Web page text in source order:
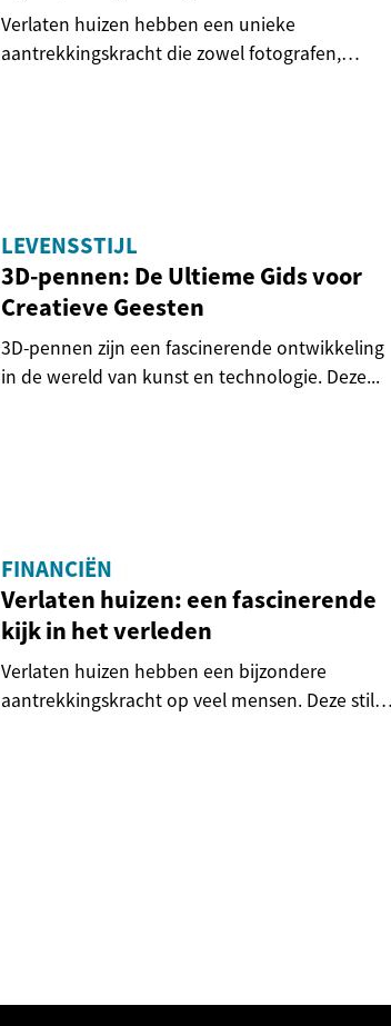
Verlaten huizen hebben een unieke
aantrekkingskracht die zowel fotografen,
LEVENSSTIJL
3D-pennen: De Ultieme Gids voor
Creatieve Geesten
3D-pennen zijn een fascinerende ontwikkeling
in de wereld van kunst en technologie. Deze...
FINANCIËN
Verlaten huizen: een fascinerende
kijk in het verleden
Verlaten huizen hebben een bijzondere
aantrekkingskracht op veel mensen. Deze stille